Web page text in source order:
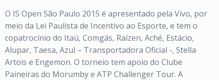
O IS Open São Paulo 2015 é apresentado pela Vivo, por
meio da Lei Paulista de Incentivo ao Esporte, e tem o
copatrocínio do Itaú, Comgás, Raízen, Aché, Estácio,
Alupar, Taesa, Azul – Transportadora Oficial -, Stella
Artois e Engemon. O torneio tem apoio do Clube
Paineiras do Morumby e ATP Challenger Tour. A